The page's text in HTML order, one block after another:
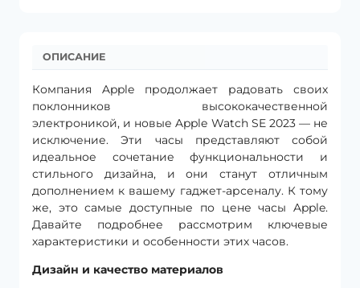
ОПИСАНИЕ
Компания Apple продолжает радовать своих
поклонников высококачественной
электроникой, и новые Apple Watch SE 2023 — не
исключение. Эти часы представляют собой
идеальное сочетание функциональности и
стильного дизайна, и они станут отличным
дополнением к вашему гаджет-арсеналу. К тому
же, это самые доступные по цене часы Apple.
Давайте подробнее рассмотрим ключевые
характеристики и особенности этих часов.
Дизайн и качество материалов